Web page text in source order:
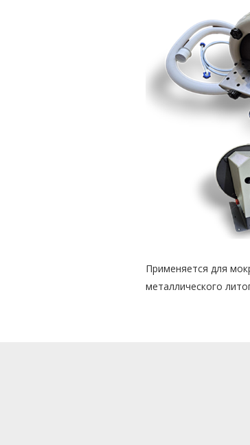
Применяется для
металлического